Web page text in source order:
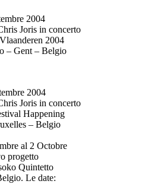
2004
Joris in concerto
2004
– Gent – Belgio
2004
Joris in concerto
Happening
– Belgio
al 2 Octobre
progetto
Quintetto
Le date: